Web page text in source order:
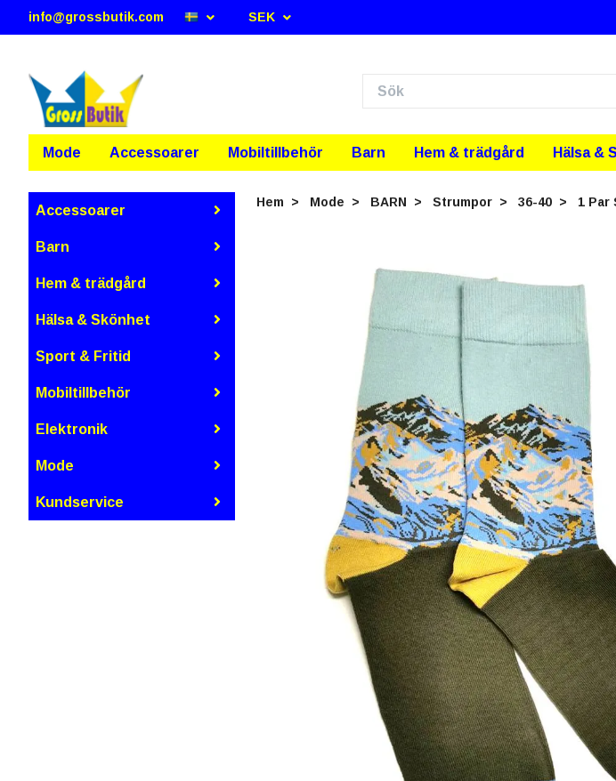
info@grossbutik.com SEK
Mode Accessoarer Mobiltillbehör Barn Hem & trädgård Hälsa &
Accessoarer
Barn
Hem & trädgård
Hälsa & Skönhet
Sport & Fritid
Mobiltillbehör
Elektronik
Mode
Kundservice
Hem Mode BARN Strumpor 36-40 1 Par